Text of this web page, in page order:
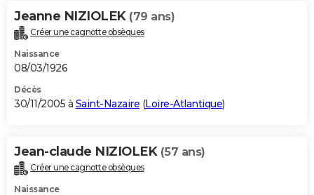
Jeanne NIZIOLEK (79 ans)
Créer une cagnotte obsèques
Naissance
08/03/1926
Décès
30/11/2005 à Saint-Nazaire (Loire-Atlantique)
Jean-claude NIZIOLEK (57 ans)
Créer une cagnotte obsèques
Naissance